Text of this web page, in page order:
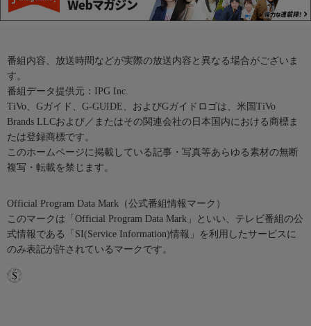
番組内容、放送時間などが実際の放送内容と異なる場合がございま
す。
番組データ提供元：IPG Inc.
TiVo、Gガイド、G-GUIDE、およびGガイドロゴは、米国TiVo
Brands LLCおよび／またはその関連会社の日本国内における商標ま
たは登録商標です。
このホームページに掲載している記事・写真等あらゆる素材の無断
複写・転載を禁じます。
Official Program Data Mark（公式番組情報マーク）
このマークは「Official Program Data Mark」といい、テレビ番組の公
式情報である「SI(Service Information)情報」を利用したサービスに
のみ表記が許されているマークです。